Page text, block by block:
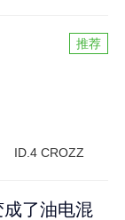
推荐
ID.4 CROZZ
了油电混